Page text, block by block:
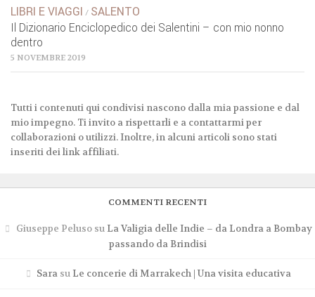
LIBRI E VIAGGI / SALENTO
Il Dizionario Enciclopedico dei Salentini – con mio nonno
dentro
5 NOVEMBRE 2019
Tutti i contenuti qui condivisi nascono dalla mia passione e dal
mio impegno. Ti invito a rispettarli e a contattarmi per
collaborazioni o utilizzi. Inoltre, in alcuni articoli sono stati
inseriti dei link affiliati.
COMMENTI RECENTI
Giuseppe Pelusosu La Valigia delle Indie – da Londra a Bombay
passando da Brindisi
Sara su Le concerie di Marrakech | Una visita educativa